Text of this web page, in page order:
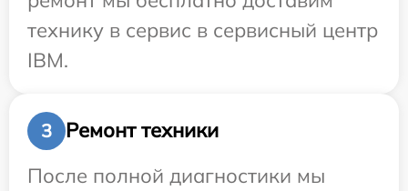
технику в сервис в сервисный центр
IBM.
3
Ремонт техники
После полной диагностики мы